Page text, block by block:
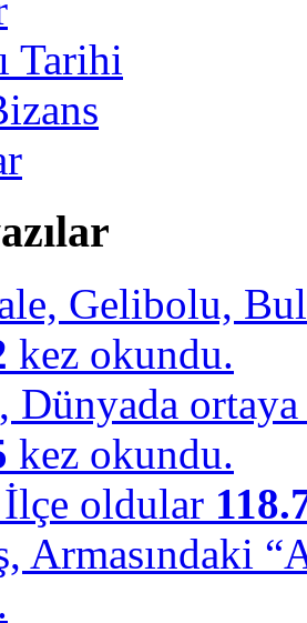
Tarihi
Gelibolu,
kez okundu.
Dünyada
kez okundu.
oldular
Armasındaki